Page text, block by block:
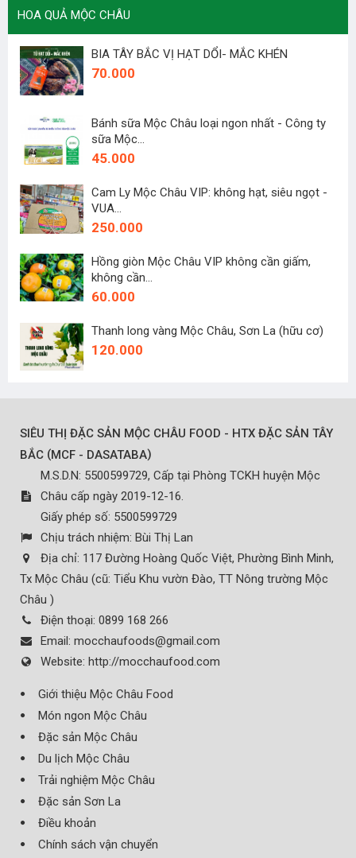
HOA QUẢ MỘC CHÂU
BIA TÂY BẮC VỊ HẠT DỔI- MẮC KHÉN
70.000
Bánh sữa Mộc Châu loại ngon nhất - Công ty
sữa Mộc...
45.000
Cam Ly Mộc Châu VIP: không hạt, siêu ngọt -
VUA...
250.000
Hồng giòn Mộc Châu VIP không cần giấm,
không cần...
60.000
Thanh long vàng Mộc Châu, Sơn La (hữu cơ)
120.000
SIÊU THỊ ĐẶC SẢN MỘC CHÂU FOOD - HTX ĐẶC SẢN TÂY
BẮC (MCF - DASATABA)
M.S.D.N: 5500599729, Cấp tại Phòng TCKH huyện Mộc
Châu cấp ngày 2019-12-16.
Giấy phép số: 5500599729
Chịu trách nhiệm: Bùi Thị Lan
Địa chỉ: 117 Đường Hoàng Quốc Việt, Phường Bình Minh,
Tx Mộc Châu (cũ: Tiểu Khu vườn Đào, TT Nông trường Mộc
Châu )
Điện thoại: 0899 168 266
Email: mocchaufoods@gmail.com
Website: http://mocchaufood.com
Giới thiệu Mộc Châu Food
Món ngon Mộc Châu
Đặc sản Mộc Châu
Du lịch Mộc Châu
Trải nghiệm Mộc Châu
Đặc sản Sơn La
Điều khoản
Chính sách vận chuyển